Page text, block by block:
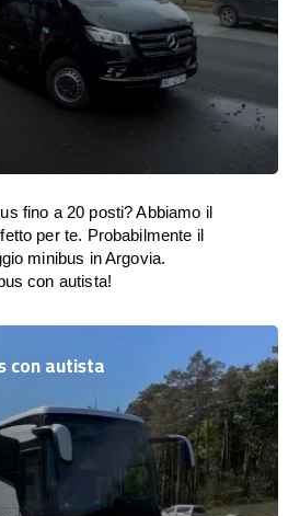
fino a 20 posti? Abbiamo il
per te. Probabilmente il
minibus in Argovia.
con autista!
con autista